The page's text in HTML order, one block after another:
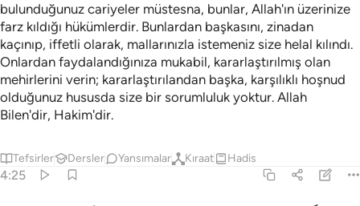
bulunduğunuz cariyeler müstesna, bunlar, Allah'ın üzerinize
farz kıldığı hükümlerdir. Bunlardan başkasını, zinadan
kaçınıp, iffetli olarak, mallarınızla istemeniz size helal kılındı.
Onlardan faydalandığınıza mukabil, kararlaştırılmış olan
mehirlerini verin; kararlaştırılandan başka, karşılıklı hoşnud
olduğunuz hususda size bir sorumluluk yoktur. Allah
Bilen'dir, Hakim'dir.
Tefsirler Dersler Yansımalar Kıraat Hadis
4:25